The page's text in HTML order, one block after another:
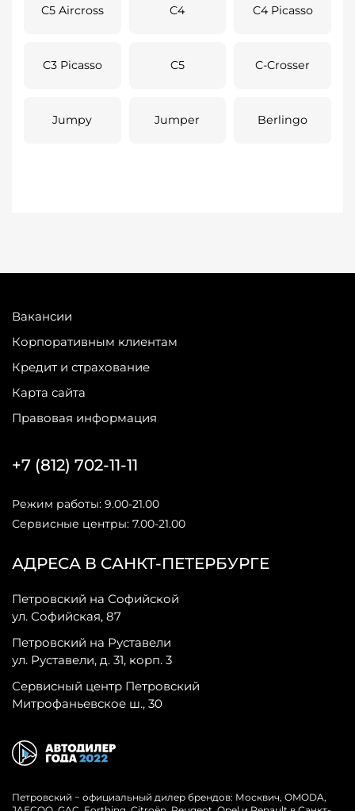
C5 Aircross C4 C4 Picasso
C3 Picasso C5 C-Crosser
Jumpy Jumper Berlingo
Вакансии
Корпоративным клиентам
Кредит и страхование
Карта сайта
Правовая информация
АДРЕСА В САНКТ-ПЕТЕРБУРГЕ
Петровский на Софийской
ул. Софийская, 87
Петровский на Руставели
ул. Руставели, д. 31, корп. 3
Сервисный центр Петровский
Митрофаньевское ш., 30
+7 (812) 702-11-11
Режим работы: 9.00-21.00
Сервисные центры: 7.00-21.00
Петровский − официальный дилер брендов: Москвич, OMODA,